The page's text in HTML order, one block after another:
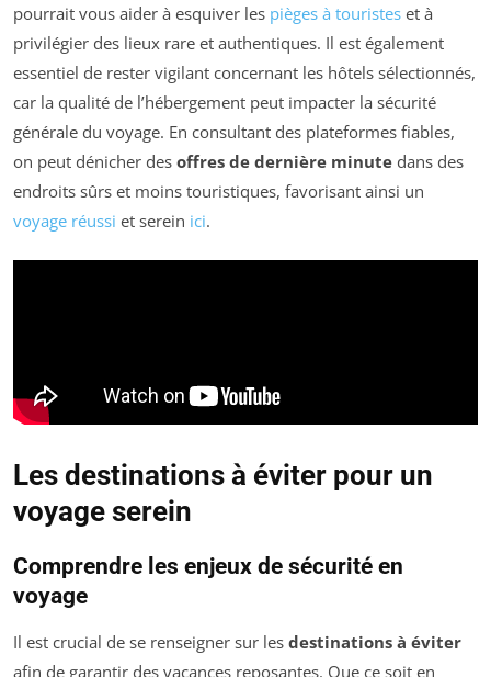
pourrait vous aider à esquiver les pièges à touristes et à
privilégier des lieux rare et authentiques. Il est également
essentiel de rester vigilant concernant les hôtels sélectionnés,
car la qualité de l’hébergement peut impacter la sécurité
générale du voyage. En consultant des plateformes fiables,
on peut dénicher des offres de dernière minute dans des
endroits sûrs et moins touristiques, favorisant ainsi un
voyage réussi et serein ici.
Les destinations à éviter pour un
voyage serein
Comprendre les enjeux de sécurité en
voyage
Il est crucial de se renseigner sur les destinations à éviter
afin de garantir des vacances reposantes. Que ce soit en